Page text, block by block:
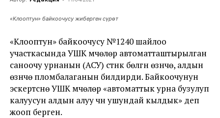
«Клооптун» байкоочусу жиберген сүрөт
«Клооптун» байкоочусу №1240 шайлоо
участкасында УШК мүчөлөрү автоматташтырылган
саноочу урнанын (АСУ) үстүнкү бөлүгүн өзүнчө, алдын
өзүнчө пломбалаганын билдирди. Байкоочунун
эскертүүсүнө УШК мүчөлөрү «автоматтык урна бузулуп
калуусун алдын алуу үчүн ушундай кылдык» деп
жооп берген.